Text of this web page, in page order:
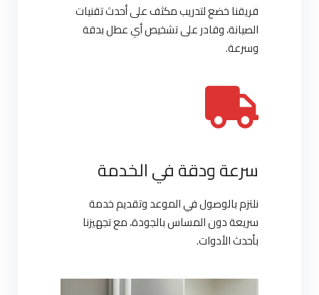
فريقنا خضع لتدريب مكثف على أحدث تقنيات
الصيانة، وقادر على تشخيص أي عطل بدقة
وسرعة.
سرعة ودقة في الخدمة
نلتزم بالوصول في الموعد وتقديم خدمة
سريعة دون المساس بالجودة، مع تجهيزنا
بأحدث الأدوات.